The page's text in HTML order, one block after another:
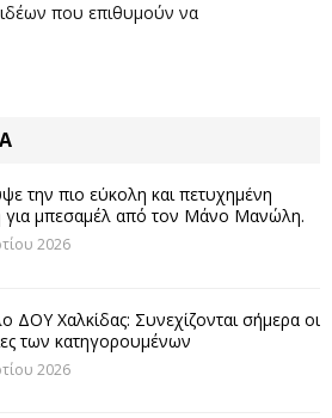
που επιθυμούν να
την πιο εύκολη και πετυχημένη
για μπεσαμέλ από τον Μάνο Μανώλη.
2026
ΔΟΥ Χαλκίδας: Συνεχίζονται σήμερα οι
των κατηγορουμένων
2026